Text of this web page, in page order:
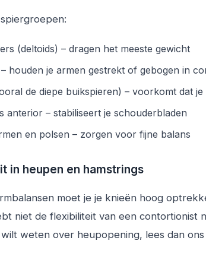
(deltoids) – dragen het meeste gewicht
houden je armen gestrekt of gebogen in
de diepe buikspieren) – voorkomt dat
anterior – stabiliseert je schouderbladen
en polsen – zorgen voor fijne balans
in heupen en hamstrings
moet je je knieën hoog
niet de flexibiliteit van een contortionist
weten over heupopening, lees dan